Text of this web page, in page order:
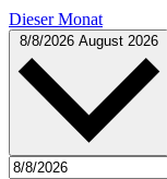
Dieser Monat
8/8/2026 August 2026